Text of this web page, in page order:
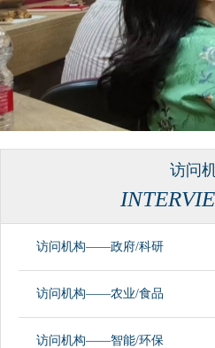
访问
访问机构——政府/科研
访问机构——农业/食品
访问机构——智能/环保